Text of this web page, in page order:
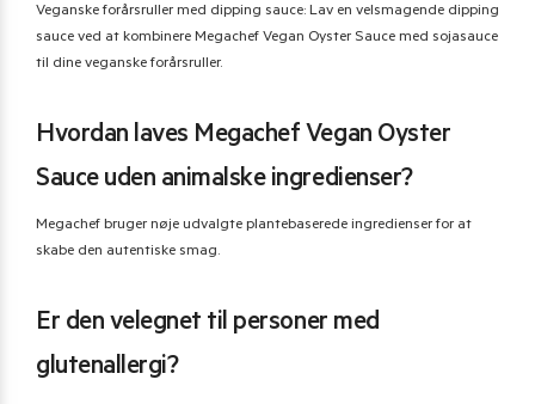
Veganske forårsruller med dipping sauce: Lav en velsmagende dipping
sauce ved at kombinere Megachef Vegan Oyster Sauce med sojasauce
til dine veganske forårsruller.
Hvordan laves Megachef Vegan Oyster
Sauce uden animalske ingredienser?
Megachef bruger nøje udvalgte plantebaserede ingredienser for at
skabe den autentiske smag.
Er den velegnet til personer med
glutenallergi?